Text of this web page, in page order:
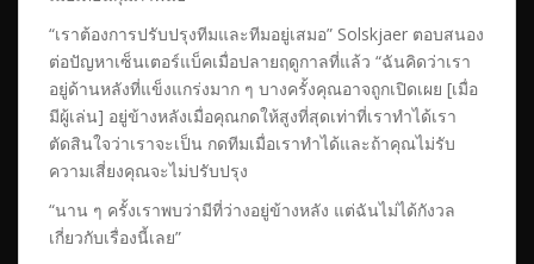
“เราต้องการปรับปรุงทีมและทีมอยู่เสมอ” Solskjaer ตอบสนอง
ต่อปัญหาเซ็นเตอร์แบ็คเมื่อปลายฤดูกาลที่แล้ว “ฉันคิดว่าเรา
อยู่ด้านหลังที่แข็งแกร่งมาก ๆ บางครั้งคุณอาจถูกเปิดเผย [เมื่อ
มีผู้เล่น] อยู่ข้างหลังเมื่อคุณกดให้สูงที่สุดเท่าที่เราทำได้เรา
ตัดสินใจว่าเราจะเป็น กดทีมเมื่อเราทำได้และถ้าคุณไม่รับ
ความเสี่ยงคุณจะไม่ปรับปรุง
“นาน ๆ ครั้งเราพบว่ามีที่ว่างอยู่ข้างหลัง แต่ฉันไม่ได้กังวล
เกี่ยวกับเรื่องนี้เลย”